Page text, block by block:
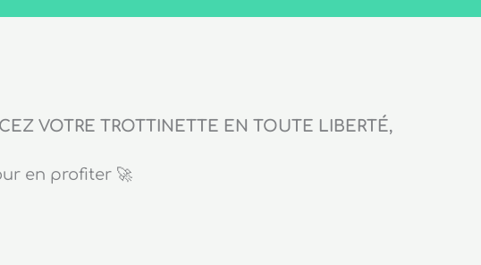
VOTRE TROTTINETTE EN TOUTE LIBERTÉ,
en profiter 🚀